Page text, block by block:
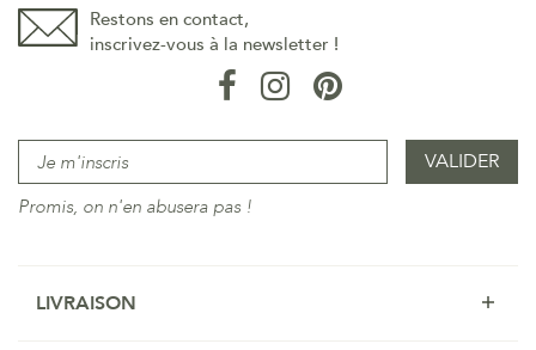
Restons en contact,
inscrivez-vous à la newsletter !
Promis, on n'en abusera pas !
LIVRAISON